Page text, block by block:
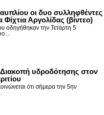
οι δυο συλληφθέντες
Αργολίδας (βίντεο)
οδηγήθηκαν την Τετάρτη 5
υδροδότησης στον
ότι σήμερα την 5ην